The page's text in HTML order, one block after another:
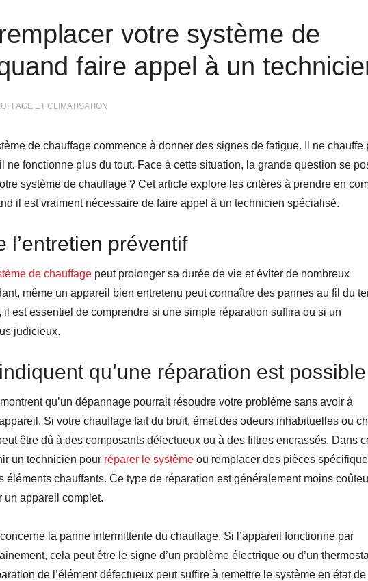
votre système de
faire appel à un
ET CLIMATISATION
de chauffage commence à donner des signes de fatigue. Il ne chauffe
ne fonctionne plus du tout. Face à cette situation, la grande question se
système de chauffage ? Cet article explore les critères à prendre en
il est vraiment nécessaire de faire appel à un technicien spécialisé.
l’entretien préventif
de chauffage peut prolonger sa durée de vie et éviter de nombreux
même un appareil bien entretenu peut connaître des pannes au fil du
il est essentiel de comprendre si une simple réparation suffira ou si un
judicieux.
qu’une réparation est possible
qu’un dépannage pourrait résoudre votre problème sans avoir à
Si votre chauffage fait du bruit, émet des odeurs inhabituelles ou
être dû à des composants défectueux ou à des filtres encrassés. Dans
un technicien pour réparer le système ou remplacer des pièces
éléments chauffants. Ce type de réparation est généralement moins
un appareil complet.
la panne intermittente du chauffage. Si l’appareil fonctionne par
cela peut être le signe d’un problème électrique ou d’un
de l’élément défectueux peut suffire à remettre le système en état de